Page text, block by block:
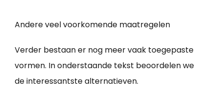
Andere veel voorkomende maatregelen
Verder bestaan er nog meer vaak toegepaste
vormen. In onderstaande tekst beoordelen we
de interessantste alternatieven.